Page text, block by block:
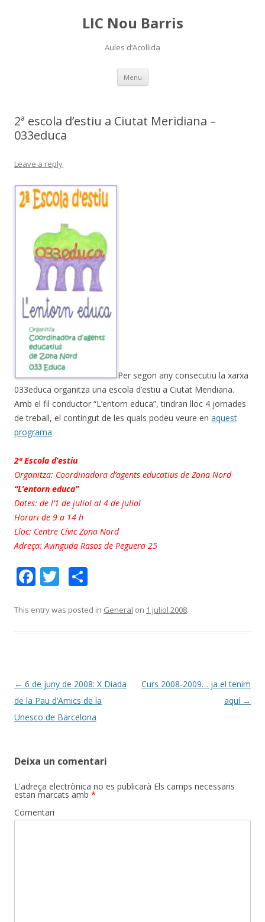
LIC Nou Barris
Aules d’Acollida
Menu Skip
content
2ª escola d’estiu a Ciutat Meridiana –
033educa
Leave a reply
Per segon any consecutiu la xarxa
033educa organitza una escola d’estiu a Ciutat Meridiana.
Amb el fil conductor “L’entorn educa”, tindran lloc 4 jornades
de treball, el contingut de les quals podeu veure en aquest
programa
2ª Escola d’estiu
Organitza: Coordinadora d’agents educatius de Zona Nord
“L’entorn educa”
Dates: de l’1 de juliol al 4 de juliol
Horari de 9 a 14 h
Lloc: Centre Cívic Zona Nord
Adreça: Avinguda Rasos de Peguera 25
F
e
k
T
itt m
ix
This entry was posted in General on 1 juliol 2008.
Post
navigation
← 6 de juny de 2008: X Diada
de la Pau d’Amics de la
Unesco de Barcelona
Curs 2008-2009… ja el tenim
aquí →
Deixa un comentari
L'adreça electrònica no es publicarà Els camps necessaris
estan marcats amb *
Comentari